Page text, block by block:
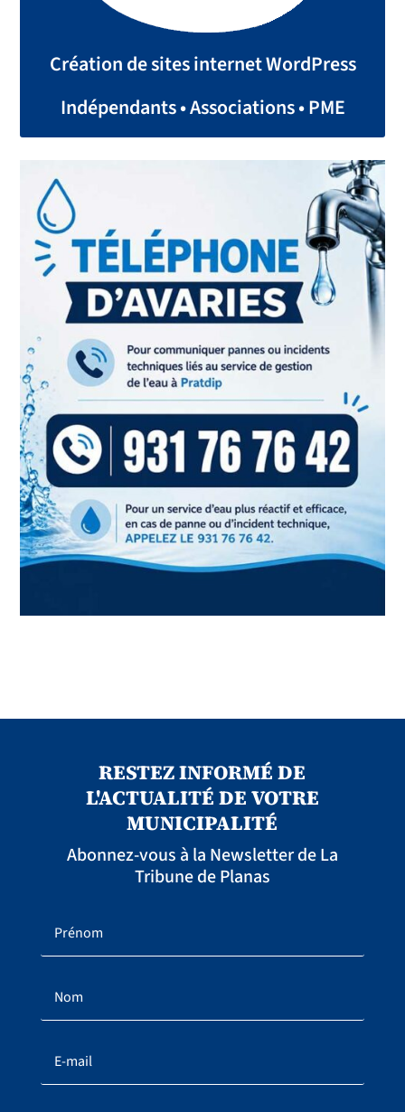
Création de sites internet WordPress
Indépendants • Associations • PME
RESTEZ INFORMÉ DE
L'ACTUALITÉ DE VOTRE
MUNICIPALITÉ
Abonnez-vous à la Newsletter de La
Tribune de Planas